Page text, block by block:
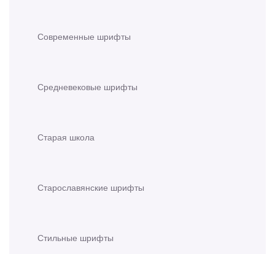
Современные шрифты
Средневековые шрифты
Старая школа
Старославянские шрифты
Стильные шрифты